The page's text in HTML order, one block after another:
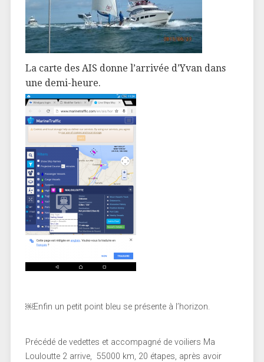
La carte des AIS donne l’arrivée d’Yvan dans
une demi-heure.
￼Enfin un petit point bleu se présente à l’horizon.
Précédé de vedettes et accompagné de voiliers Ma
Louloutte 2 arrive, 55000 km, 20 étapes, après avoir